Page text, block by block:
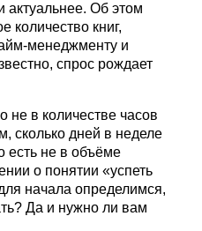
актуальнее. Об этом
количество книг,
менеджменту и
спрос рождает
не в количестве часов
сколько дней в неделе
есть не в объёме
о понятии «успеть
начала определимся,
Да и нужно ли вам